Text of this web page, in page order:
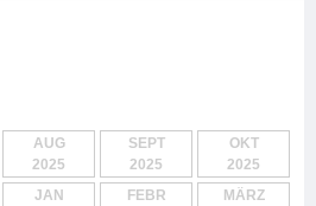
AUG
2025
SEPT
2025
OKT
2025
JAN
FEBR
MÄRZ